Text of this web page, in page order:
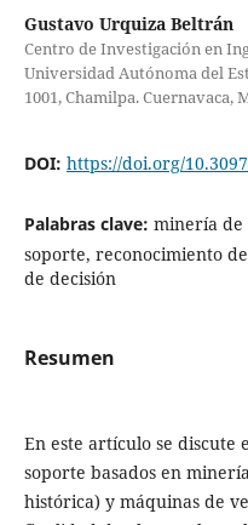
Gustavo Urquiza Beltrán
Centro de Investigación en
Universidad Autónoma del
1001, Chamilpa. Cuernavaca,
DOI: https://doi.org/
Palabras clave: minería de
soporte, reconocimiento
de decisión
Resumen
En este artículo se discute
soporte basados en
histórica) y máquinas de